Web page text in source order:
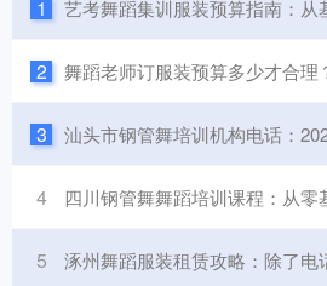
1 艺考舞蹈集训服装预算指南：从基础款到定制款，费用构
2 舞蹈老师订服装预算多少才合理？从材质到场景
3 汕头市钢管舞培训机构电话：2025年寻
4 四川钢管舞舞蹈培训课程：从零基
5 涿州舞蹈服装租赁攻略：除了电话，这